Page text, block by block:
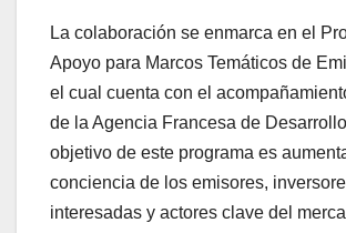
La colaboración se enmarca en el
Apoyo para Marcos Temáticos de
el cual cuenta con el
de la Agencia Francesa de
objetivo de este programa es
conciencia de los emisores,
interesadas y actores clave del